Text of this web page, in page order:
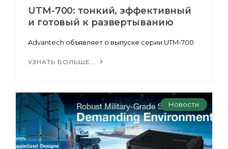
UTM-700: тонкий, эффективный
и готовый к развертыванию
Advantech объявляет о выпуске серии UTM-700
УЗНАТЬ БОЛЬШЕ...
Новости